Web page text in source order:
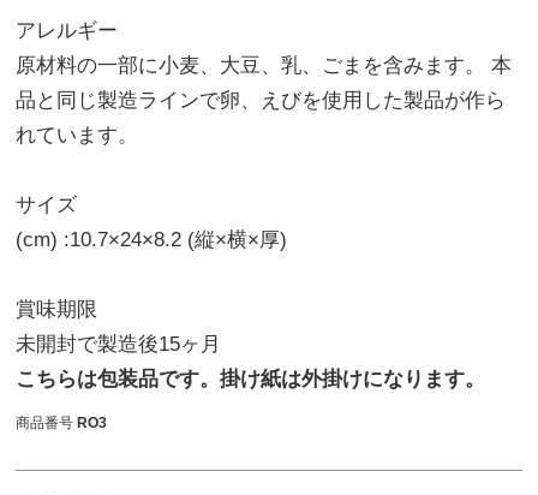
アレルギー
原材料の一部に小麦、大豆、乳、ごまを含みます。 本
品と同じ製造ラインで卵、えびを使用した製品が作ら
れています。
サイズ
(cm) :10.7×24×8.2 (縦×横×厚)
賞味期限
未開封で製造後15ヶ月
こちらは包装品です。掛け紙は外掛けになります。
商品番号 RO3